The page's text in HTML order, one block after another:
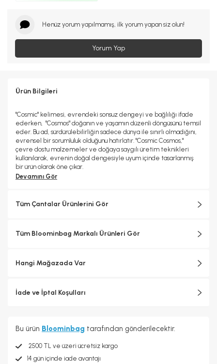
Henüz yorum yapılmamış, ilk yorum yapan siz olun!
Yorum Yap
Ürün Bilgileri
"Cosmic" kelimesi, evrendeki sonsuz dengeyi ve bağlılığı ifade
ederken, "Cosmos" doğanın ve yaşamın düzenli döngüsünü temsil
eder. Bu ad, sürdürülebilirliğin sadece dünya ile sınırlı olmadığını,
evrensel bir sorumluluk olduğunu hatırlatır. "Cosmic Cosmos,"
çevre dostu malzemeler ve doğaya saygılı üretim teknikleri
kullanılarak, evrenin doğal dengesiyle uyum içinde tasarlanmış
bir ürün olarak öne çıkar.
Ürünün boyutu dıştan dışa olacak şekilde 34 x 26 x 3 cm'ye kadar
Apple marka MacBook Pro ’ların 14 inç ve 16 inç ekranları, üst
kısımda yuvarlatılmış köşelere sahiptir. Standart bir dikdörtgen
olarak ölçüldüğünde ekranlar diyagonal olarak 14.2 inç(inch) ve 16.2
inç(inch) (görüntülenebilen gerçek alan daha azdır) ya da
Devamını Gör
Tüm Çantalar Ürünlerini Gör
Tüm Bloominbag Markalı Ürünleri Gör
Hangi Mağazada Var
İade ve İptal Koşulları
Bu ürün Bloominbag tarafından gönderilecektir.
2500 TL ve üzeri ücretsiz kargo
14 gün içinde iade avantajı